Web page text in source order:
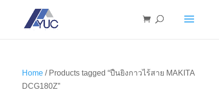
Home/ Products tagged “ปืนยิงกาวไร้สาย MAKITA
DCG180Z”